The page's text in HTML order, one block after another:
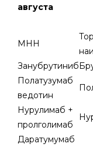
августа
МНН
Занубрутиниб
Полатузумаб
ведотин
Нурулимаб +
пролголимаб
Даратумумаб